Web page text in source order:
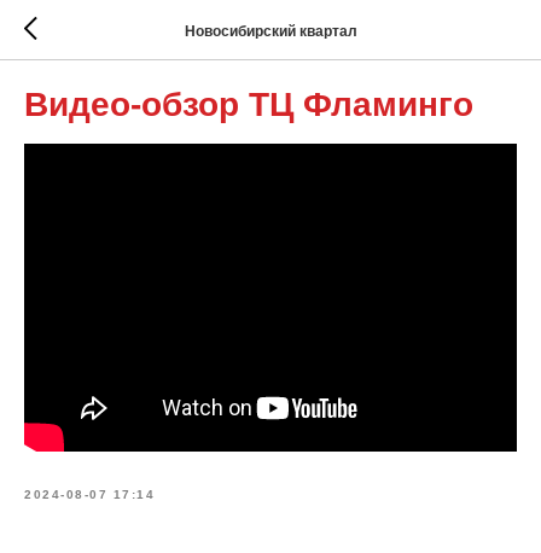
Новосибирский квартал
Видео-обзор ТЦ Фламинго
2024-08-07 17:14